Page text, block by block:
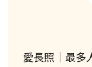
愛長照｜最多